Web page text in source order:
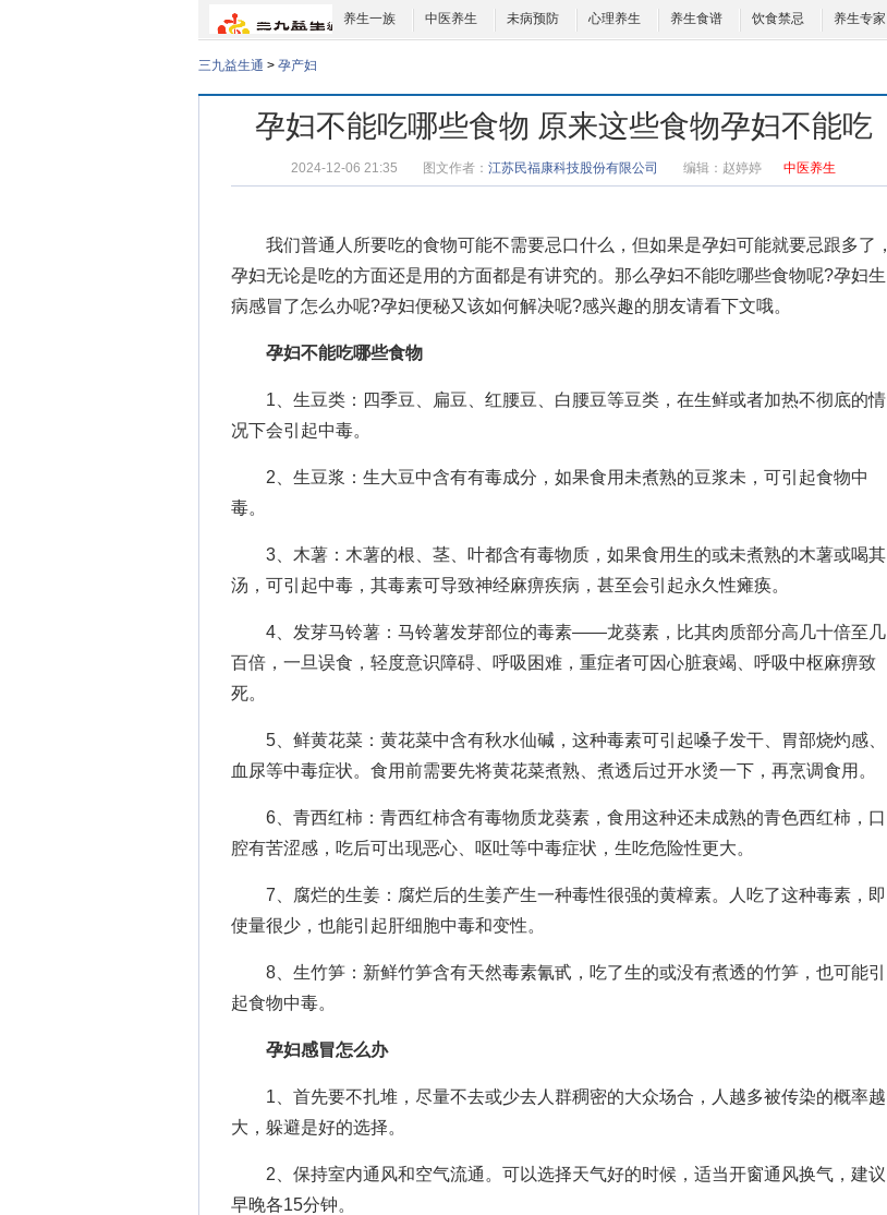
养生一族 中医养生 未病预防 心理养生 养生食谱 饮食禁忌 养生专家
三九益生通 > 孕产妇
孕妇不能吃哪些食物 原来这些食物孕妇不能吃
2024-12-06 21:35 图文作者： 江苏民福康科技股份有限公司 编辑： 赵婷婷 中医养生
我们普通人所要吃的食物可能不需要忌口什么，但如果是孕妇可能就要忌跟多了，
孕妇无论是吃的方面还是用的方面都是有讲究的。那么孕妇不能吃哪些食物呢?孕妇生
病感冒了怎么办呢?孕妇便秘又该如何解决呢?感兴趣的朋友请看下文哦。
孕妇不能吃哪些食物
1、生豆类：四季豆、扁豆、红腰豆、白腰豆等豆类，在生鲜或者加热不彻底的情
况下会引起中毒。
2、生豆浆：生大豆中含有有毒成分，如果食用未煮熟的豆浆未，可引起食物中
毒。
3、木薯：木薯的根、茎、叶都含有毒物质，如果食用生的或未煮熟的木薯或喝其
汤，可引起中毒，其毒素可导致神经麻痹疾病，甚至会引起永久性瘫痪。
4、发芽马铃薯：马铃薯发芽部位的毒素——龙葵素，比其肉质部分高几十倍至几
百倍，一旦误食，轻度意识障碍、呼吸困难，重症者可因心脏衰竭、呼吸中枢麻痹致
死。
5、鲜黄花菜：黄花菜中含有秋水仙碱，这种毒素可引起嗓子发干、胃部烧灼感、
血尿等中毒症状。食用前需要先将黄花菜煮熟、煮透后过开水烫一下，再烹调食用。
6、青西红柿：青西红柿含有毒物质龙葵素，食用这种还未成熟的青色西红柿，口
腔有苦涩感，吃后可出现恶心、呕吐等中毒症状，生吃危险性更大。
7、腐烂的生姜：腐烂后的生姜产生一种毒性很强的黄樟素。人吃了这种毒素，即
使量很少，也能引起肝细胞中毒和变性。
8、生竹笋：新鲜竹笋含有天然毒素氰甙，吃了生的或没有煮透的竹笋，也可能引
起食物中毒。
孕妇感冒怎么办
1、首先要不扎堆，尽量不去或少去人群稠密的大众场合，人越多被传染的概率越
大，躲避是好的选择。
2、保持室内通风和空气流通。可以选择天气好的时候，适当开窗通风换气，建议
早晚各15分钟。